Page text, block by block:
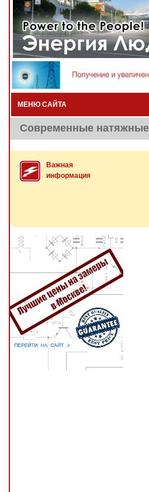
МЕНЮ САЙТА
Современные натяжные
Важная
информация